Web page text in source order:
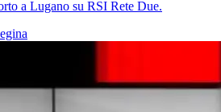
a Lugano su RSI Rete Due.